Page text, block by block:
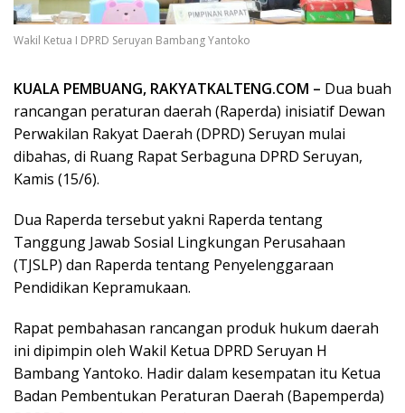
Wakil Ketua I DPRD Seruyan Bambang Yantoko
KUALA PEMBUANG, RAKYATKALTENG.COM – Dua buah
rancangan peraturan daerah (Raperda) inisiatif Dewan
Perwakilan Rakyat Daerah (DPRD) Seruyan mulai
dibahas, di Ruang Rapat Serbaguna DPRD Seruyan,
Kamis (15/6).
Dua Raperda tersebut yakni Raperda tentang
Tanggung Jawab Sosial Lingkungan Perusahaan
(TJSLP) dan Raperda tentang Penyelenggaraan
Pendidikan Kepramukaan.
Rapat pembahasan rancangan produk hukum daerah
ini dipimpin oleh Wakil Ketua DPRD Seruyan H
Bambang Yantoko. Hadir dalam kesempatan itu Ketua
Badan Pembentukan Peraturan Daerah (Bapemperda)